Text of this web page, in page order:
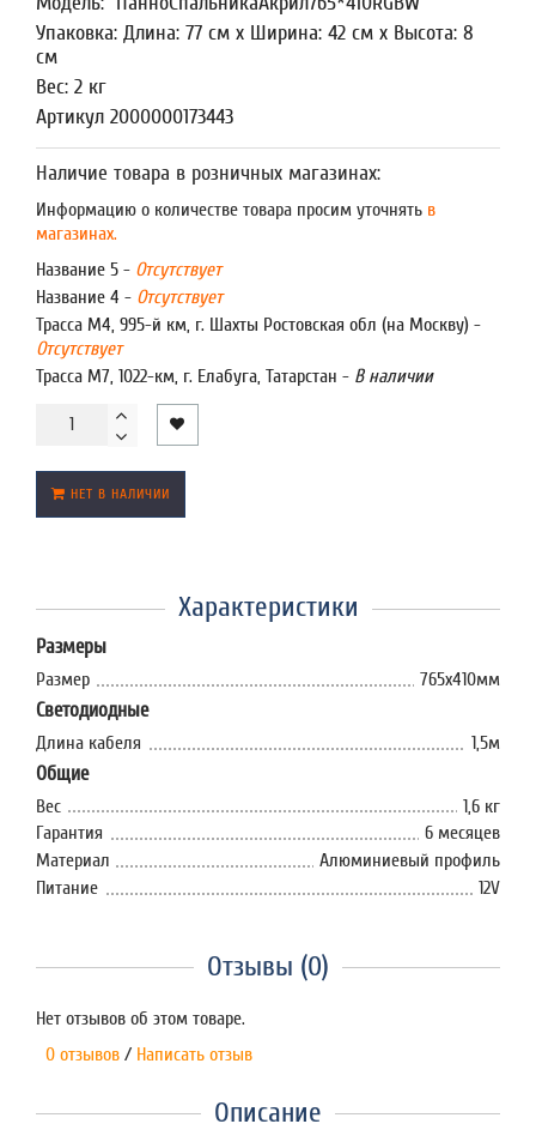
Упаковка: Длина: 77 см x Ширина: 42 см x Высота: 8
см
Вес: 2 кг
Артикул 2000000173443
Наличие товара в розничных магазинах:
Информацию о количестве товара просим уточнять в
магазинах.
Название 5 - Отсутствует
Название 4 - Отсутствует
Трасса М4, 995-й км, г. Шахты Ростовская обл (на Москву) -
Отсутствует
Трасса М7, 1022-км, г. Елабуга, Татарстан - В наличии
НЕТ В НАЛИЧИИ
Характеристики
Размеры
Размер 765х410мм
Светодиодные
Длина кабеля 1,5м
Общие
Вес
1,6 кг
Гарантия
6 месяцев
Материал
Алюминиевый профиль
Питание
12V
Отзывы (0)
Нет отзывов об этом товаре.
0 отзывов / Написать отзыв
Описание